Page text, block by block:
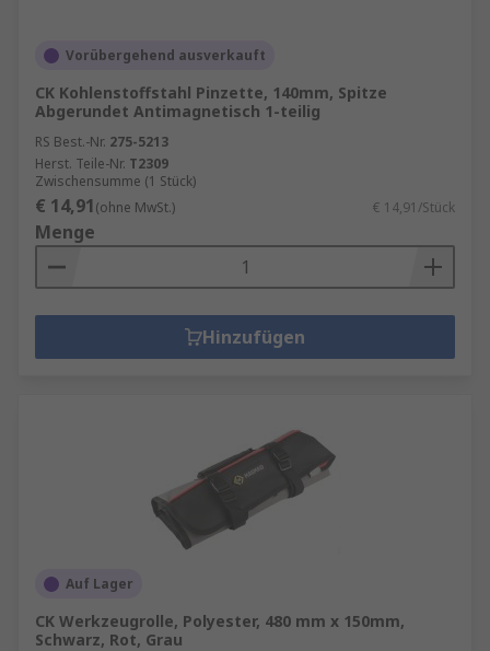
Vorübergehend ausverkauft
CK Kohlenstoffstahl Pinzette, 140mm, Spitze
Abgerundet Antimagnetisch 1-teilig
RS Best.-Nr. 275-5213
Herst. Teile-Nr. T2309
Zwischensumme (1 Stück)
€ 14,91(ohne MwSt.) € 14,91/Stück
Menge
Hinzufügen
Auf Lager
CK Werkzeugrolle, Polyester, 480 mm x 150mm,
Schwarz, Rot, Grau